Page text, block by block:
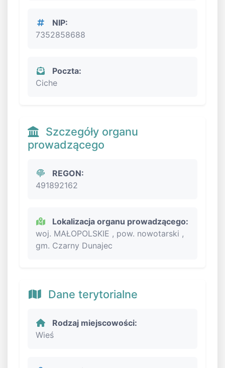
NIP:
7352858688
Poczta:
Ciche
Szczegóły organu
prowadzącego
REGON:
491892162
Lokalizacja organu prowadzącego:
woj. MAŁOPOLSKIE , pow. nowotarski ,
gm. Czarny Dunajec
Dane terytorialne
Rodzaj miejscowości:
Wieś